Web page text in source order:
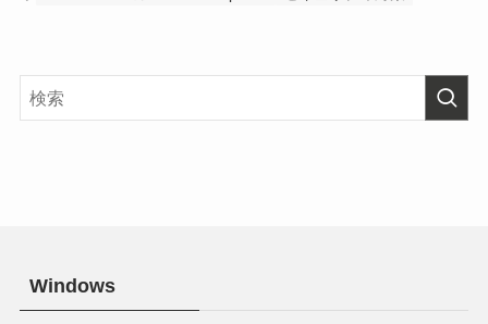
Windows